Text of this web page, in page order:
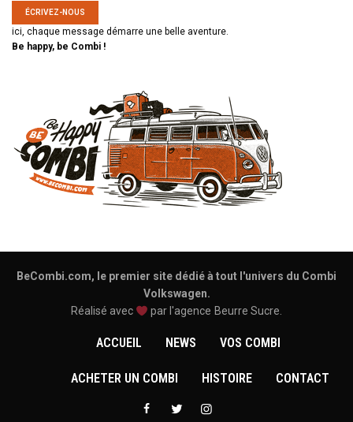
ÉCRIVEZ-NOUS
ici, chaque message démarre une belle aventure.
Be happy, be Combi !
BeCombi.com, le premier site dédié à tout l'univers du Combi
Volkswagen.
Réalisé avec
par l'agence Beurre Sucre.
ACCUEIL NEWS VOS COMBI
ACHETER UN COMBI HISTOIRE CONTACT